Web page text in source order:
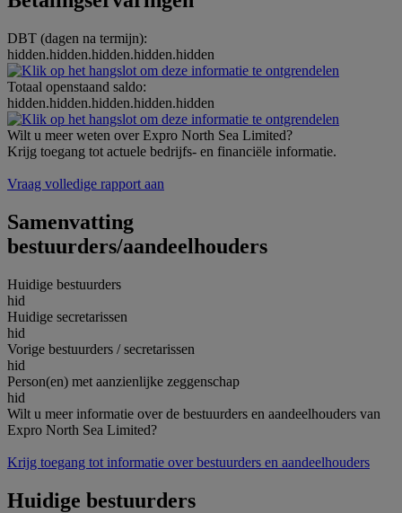
DBT (dagen na termijn):
hidden.hidden.hidden.hidden.hidden
Totaal openstaand saldo:
hidden.hidden.hidden.hidden.hidden
Wilt u meer weten over Expro North Sea Limited?
Krijg toegang tot actuele bedrijfs- en financiële informatie.
Vraag volledige rapport aan
Samenvatting
bestuurders/aandeelhouders
Huidige bestuurders
hid
Huidige secretarissen
hid
Vorige bestuurders / secretarissen
hid
Person(en) met aanzienlijke zeggenschap
hid
Wilt u meer informatie over de bestuurders en aandeelhouders van
Expro North Sea Limited?
Krijg toegang tot informatie over bestuurders en aandeelhouders
Huidige bestuurders